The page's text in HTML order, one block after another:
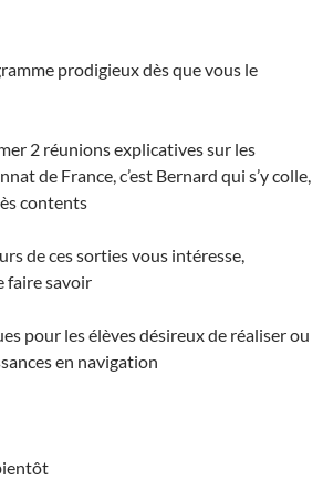
prodigieux dès que vous le
2 réunions explicatives sur les
de France, c’est Bernard qui s’y colle,
contents
de ces sorties vous intéresse,
faire savoir
pour les élèves désireux de réaliser ou
en navigation